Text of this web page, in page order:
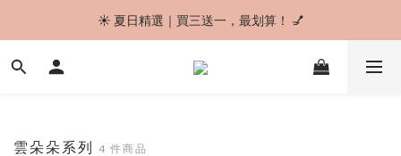
🚚 今日下單，最快明天到貨！✨
☀️ 夏日精選｜買三送一，最划算！ 💅
🎀 經典波點可愛登場，怎麼搭都剛剛好 ✨
雲朵朵系列 4 件商品